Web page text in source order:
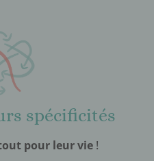
spécificités
pour leur vie!